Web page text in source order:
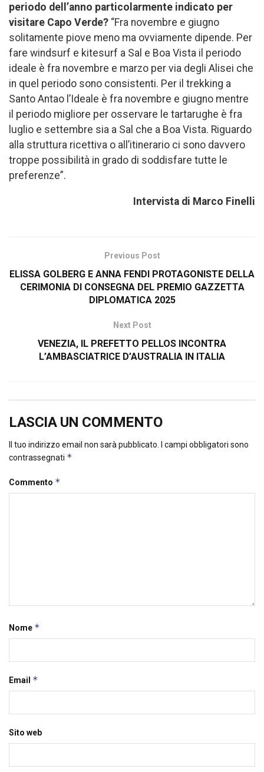
periodo dell’anno particolarmente indicato per
visitare Capo Verde? “Fra novembre e giugno
solitamente piove meno ma ovviamente dipende. Per
fare windsurf e kitesurf a Sal e Boa Vista il periodo
ideale è fra novembre e marzo per via degli Alisei che
in quel periodo sono consistenti. Per il trekking a
Santo Antao l’Ideale è fra novembre e giugno mentre
il periodo migliore per osservare le tartarughe è fra
luglio e settembre sia a Sal che a Boa Vista. Riguardo
alla struttura ricettiva o all’itinerario ci sono davvero
troppe possibilità in grado di soddisfare tutte le
preferenze”.
Intervista di Marco Finelli
Previous Post
ELISSA GOLBERG E ANNA FENDI PROTAGONISTE DELLA
CERIMONIA DI CONSEGNA DEL PREMIO GAZZETTA
DIPLOMATICA 2025
Next Post
VENEZIA, IL PREFETTO PELLOS INCONTRA
L’AMBASCIATRICE D’AUSTRALIA IN ITALIA
LASCIA UN COMMENTO
Il tuo indirizzo email non sarà pubblicato.
I campi obbligatori sono
contrassegnati *
Commento *
Nome *
Email *
Sito web